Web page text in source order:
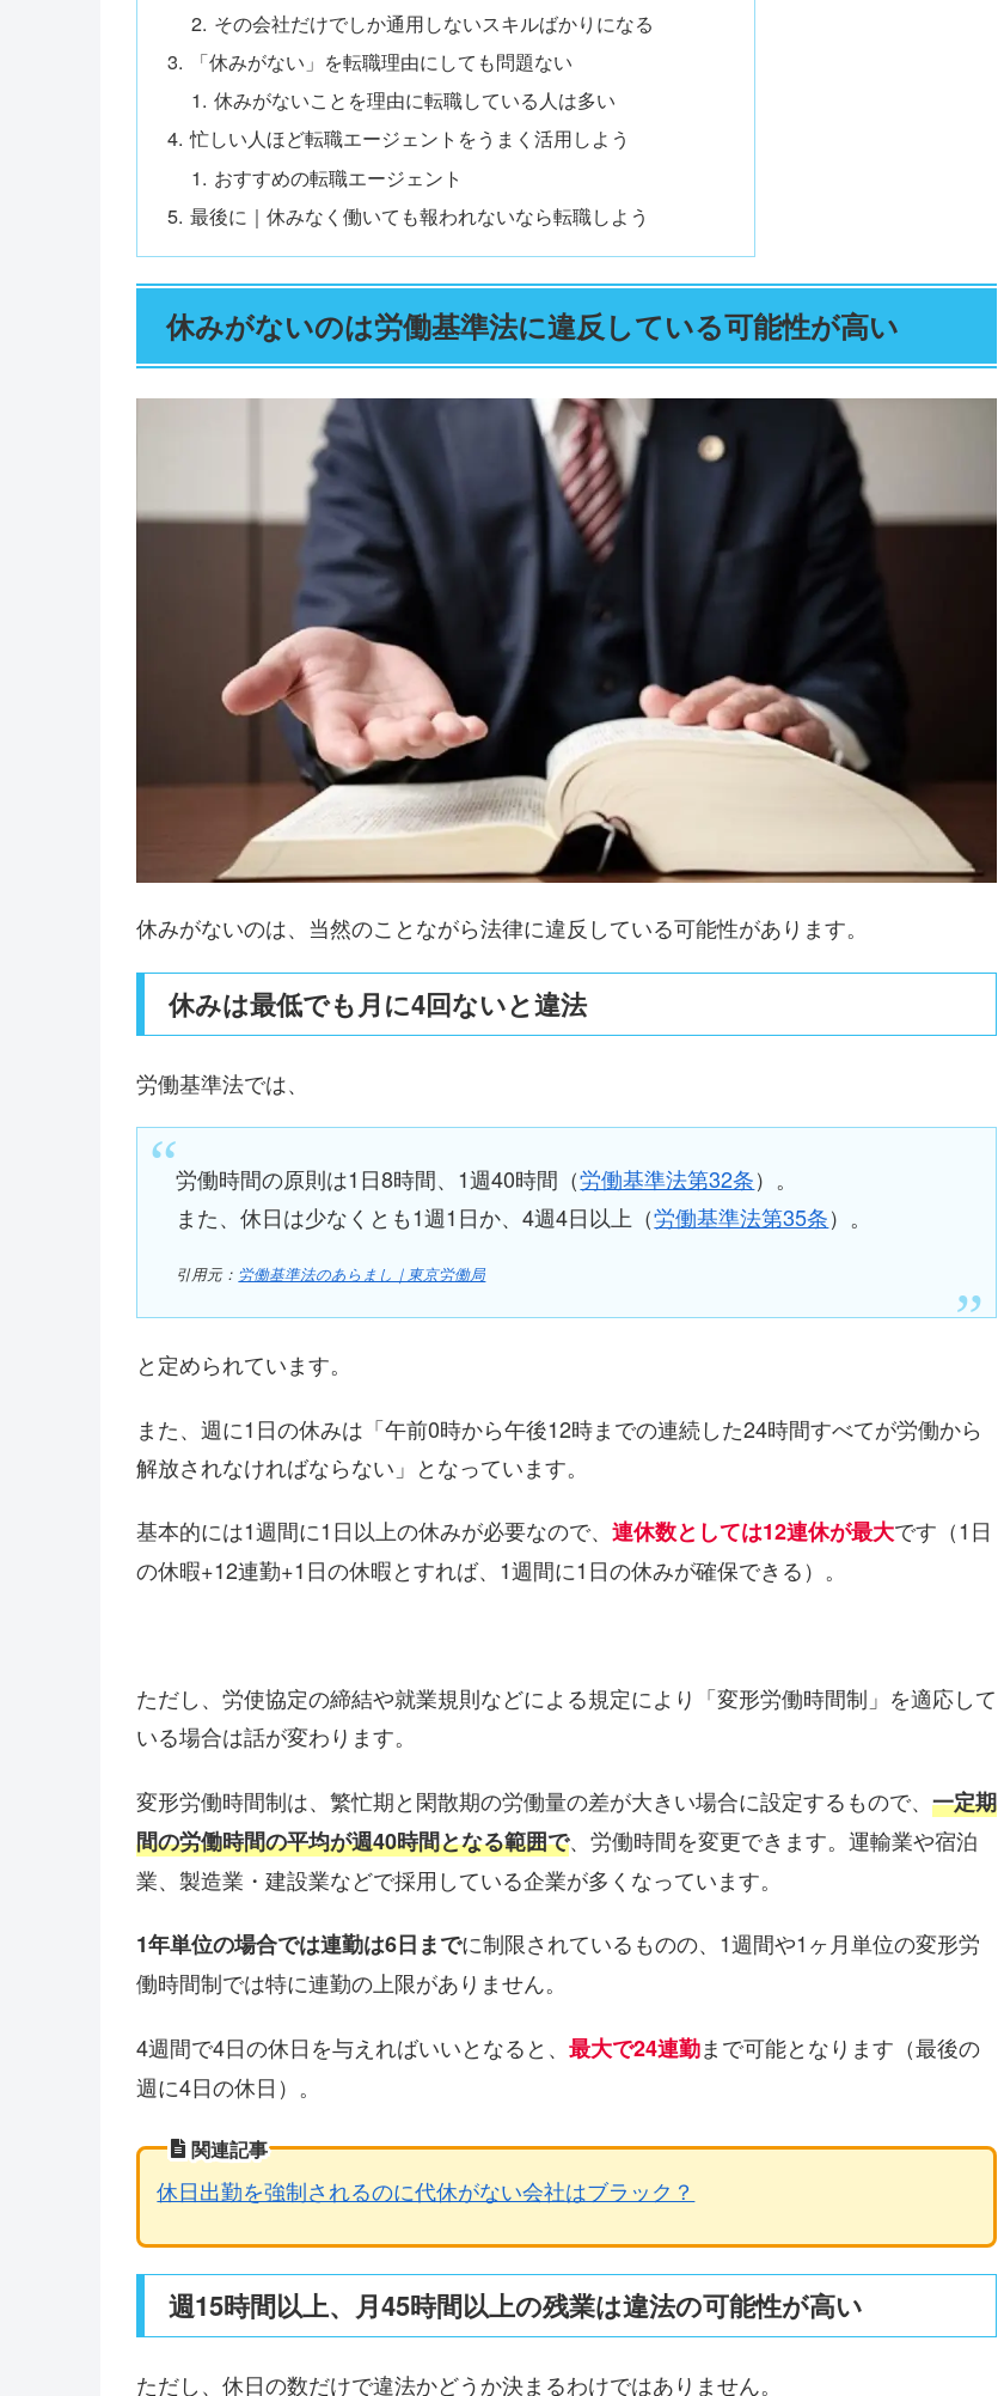
その会社だけでしか通用しないスキルばかりになる
「休みがない」を転職理由にしても問題ない
休みがないことを理由に転職している人は多い
忙しい人ほど転職エージェントをうまく活用しよう
おすすめの転職エージェント
最後に｜休みなく働いても報われないなら転職しよう
休みがないのは労働基準法に違反している可能性が高い
休みがないのは、当然のことながら法律に違反している可能性があります。
休みは最低でも月に4回ないと違法
労働基準法では、
労働時間の原則は1日8時間、1週40時間（労働基準法第32条）。
また、休日は少なくとも1週1日か、4週4日以上（労働基準法第35条）。
引用元： 労働基準法のあらまし｜東京労働局
と定められています。
また、週に1日の休みは「午前0時から午後12時までの連続した24時間すべてが労働から
解放されなければならない」となっています。
基本的には1週間に1日以上の休みが必要なので、 連休数としては12連休が最大です（1日
の休暇+12連勤+1日の休暇とすれば、1週間に1日の休みが確保できる）。
ただし、労使協定の締結や就業規則などによる規定により「変形労働時間制」を適応して
いる場合は話が変わります。
変形労働時間制は、繁忙期と閑散期の労働量の差が大きい場合に設定するもので、 一定期
間の労働時間の平均が週40時間となる範囲で、労働時間を変更できます。運輸業や宿泊
業、製造業・建設業などで採用している企業が多くなっています。
1年単位の場合では連勤は6日までに制限されているものの、1週間や1ヶ月単位の変形労
働時間制では特に連勤の上限がありません。
4週間で4日の休日を与えればいいとなると、 最大で24連勤まで可能となります（最後の
週に4日の休日）。
関連記事
休日出勤を強制されるのに代休がない会社はブラック？
週15時間以上、月45時間以上の残業は違法の可能性が高い
ただし、休日の数だけで違法かどうか決まるわけではありません。